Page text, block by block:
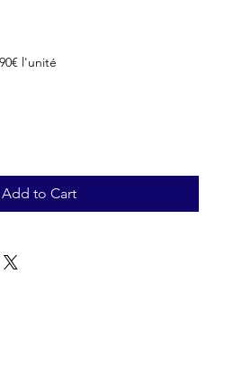
l'unité
Add to Cart